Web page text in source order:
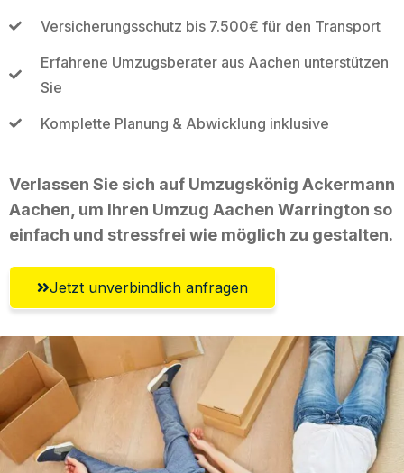
Versicherungsschutz bis 7.500€ für den Transport
Erfahrene Umzugsberater aus Aachen unterstützen
Sie
Komplette Planung & Abwicklung inklusive
Verlassen Sie sich auf Umzugskönig Ackermann
Aachen, um Ihren Umzug Aachen Warrington so
einfach und stressfrei wie möglich zu gestalten.
Jetzt unverbindlich anfragen